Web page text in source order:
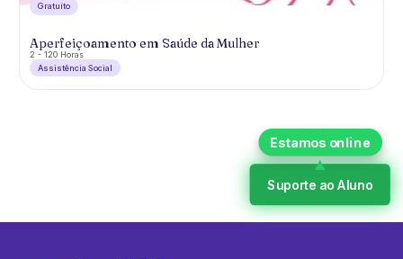
Gratuíto
Aperfeiçoamento em Saúde da Mulher
2 - 120 Horas
Assistência Social
Suporte ao Aluno